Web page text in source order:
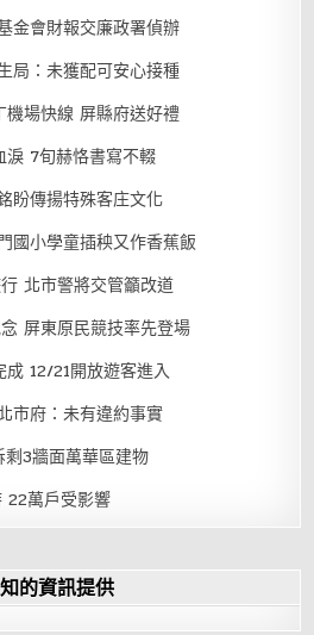
金會財報交廉政署偵辦
局：未獲配可安心接種
場快線 屏縣府送好禮
淚 7旬赫恪書寫不輟
盼傳揚特殊客庄文化
國小學童插秧又作香蕉飯
北市警將交管籲改道
屏東原民競技率先登場
12/21開放遊客進入
市府：未有違約事實
3牆面萬華區建物
22萬戶受影響
的資訊提供